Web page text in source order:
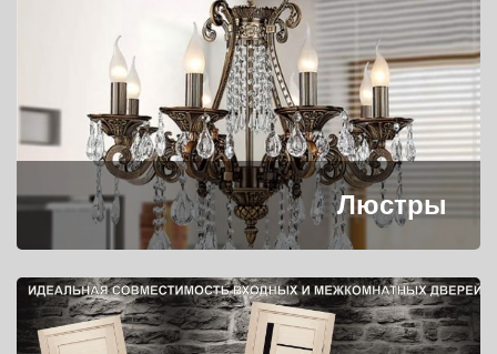
Люстры